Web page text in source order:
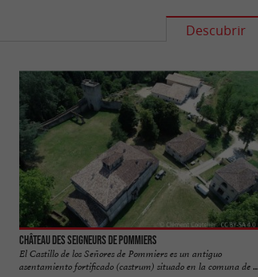
Descubrir
Château des Seigneurs de Pommiers
El Castillo de los Señores de Pommiers es un antiguo
asentamiento fortificado (castrum) situado en la comuna de ...